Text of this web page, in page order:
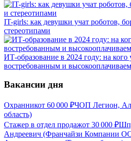
IT-girls: как девушки учат роботов,
стереотипами
ИТ-образование в 2024 году: на кого
востребованным и
Вакансии дня
Охранникот 60 000 ₽ЧОП Легион,
область)
Стажер в отдел продажот 30 000 ₽
Андреевич (Франчайзи Компании